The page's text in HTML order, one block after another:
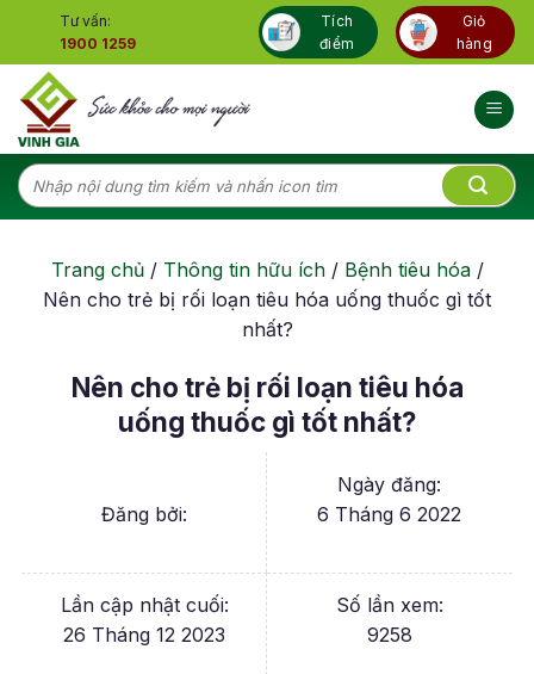
content
Tư vấn:
1900 1259
Tích
điểm
Giỏ
hàng
Tìm
kiếm:
Trang chủ/ Thông tin hữu ích/ Bệnh tiêu hóa/
Nên cho trẻ bị rối loạn tiêu hóa uống thuốc gì tốt
nhất?
Nên cho trẻ bị rối loạn tiêu hóa
uống thuốc gì tốt nhất?
Đăng bởi:
Ngày đăng:
6 Tháng 6 2022
Lần cập nhật cuối:
26 Tháng 12 2023
Số lần xem:
9258